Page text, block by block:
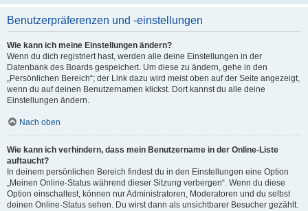
Benutzerpräferenzen und -einstellungen
Wie kann ich meine Einstellungen ändern?
Wenn du dich registriert hast, werden alle deine Einstellungen in der
Datenbank des Boards gespeichert. Um diese zu ändern, gehe in den
„Persönlichen Bereich“; der Link dazu wird meist oben auf der Seite angezeigt,
wenn du auf deinen Benutzernamen klickst. Dort kannst du alle deine
Einstellungen ändern.
Nach oben
Wie kann ich verhindern, dass mein Benutzername in der Online-Liste
auftaucht?
In deinem persönlichen Bereich findest du in den Einstellungen eine Option
„Meinen Online-Status während dieser Sitzung verbergen“. Wenn du diese
Option einschaltest, können nur Administratoren, Moderatoren und du selbst
deinen Online-Status sehen. Du wirst dann als unsichtbarer Besucher gezählt.